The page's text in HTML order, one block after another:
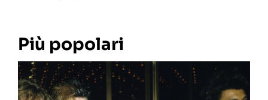
Più popolari